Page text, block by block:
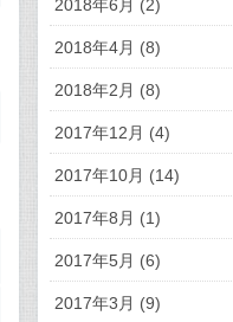
2018年6月 (2)
2018年4月 (8)
2018年2月 (8)
2017年12月 (4)
2017年10月 (14)
2017年8月 (1)
2017年5月 (6)
2017年3月 (9)